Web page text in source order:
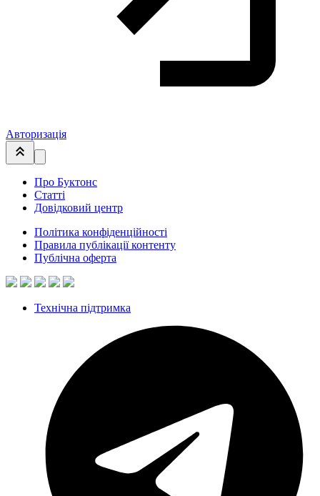
Авторизація
Про Буктонс
Статті
Довідковий центр
Політика конфіденційності
Правила публікації контенту
Публічна оферта
Технічна підтримка